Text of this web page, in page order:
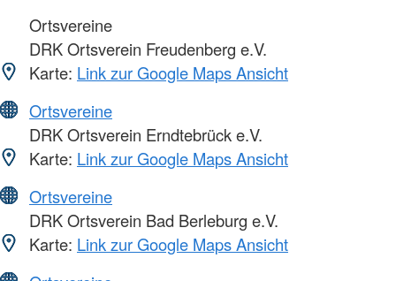
Ortsvereine
DRK Ortsverein Freudenberg e.V.
Karte: Link zur Google Maps Ansicht
Ortsvereine
DRK Ortsverein Erndtebrück e.V.
Karte: Link zur Google Maps Ansicht
Ortsvereine
DRK Ortsverein Bad Berleburg e.V.
Karte: Link zur Google Maps Ansicht